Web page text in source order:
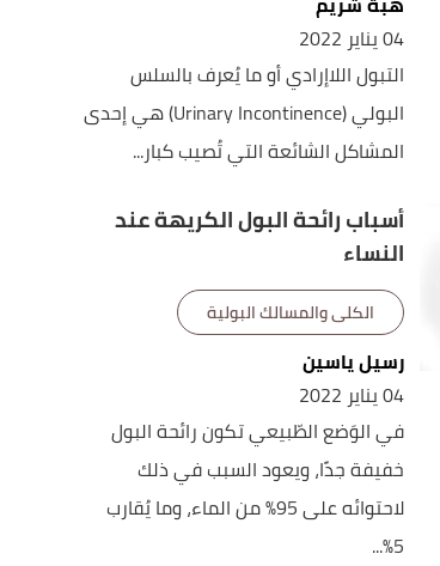
04 يناير 2022
التبول اللاإرادي أو ما يُعرف بالسلس
البولي (Urinary Incontinence) هي إحدى
المشاكل الشائعة التي تُصيب كبار...
أسباب رائحة البول الكريهة عند
النساء
الكلى والمسالك البولية
رسيل ياسين
04 يناير 2022
في الوَضع الطّبيعي تكون رائحة البول
خفيفة جدًا، ويعود السبب في ذلك
لاحتوائه على 95% من الماء، وما يُقارب
5%...